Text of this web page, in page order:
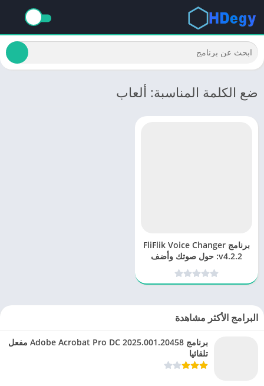
ضع الكلمة المناسبة: ألعاب
برنامج FliFlik Voice Changer
v4.2.2: حول صوتك وأضف
لمسة إبداعية
البرامج الأكثر مشاهدة
برنامج Adobe Acrobat Pro DC 2025.001.20458 مفعل
تلقائيا